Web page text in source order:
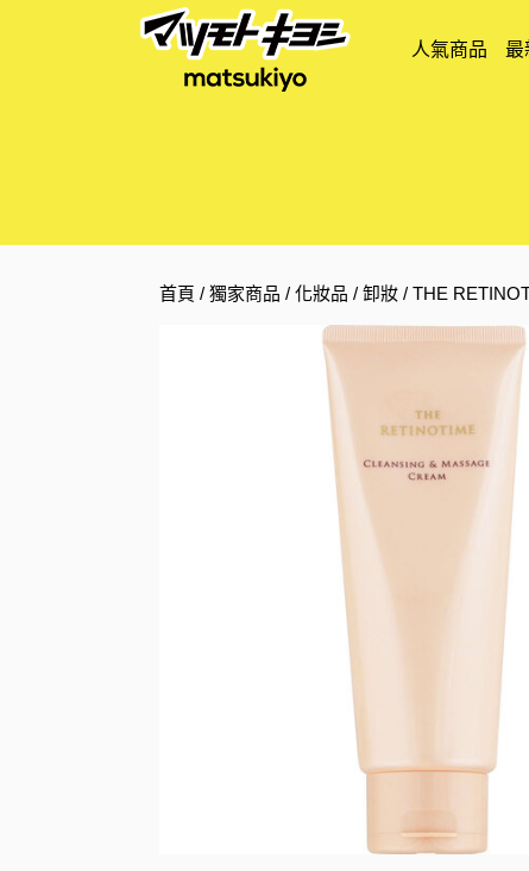
人氣商品 最
首頁 /獨家商品 /化妝品 /卸妝 / THE